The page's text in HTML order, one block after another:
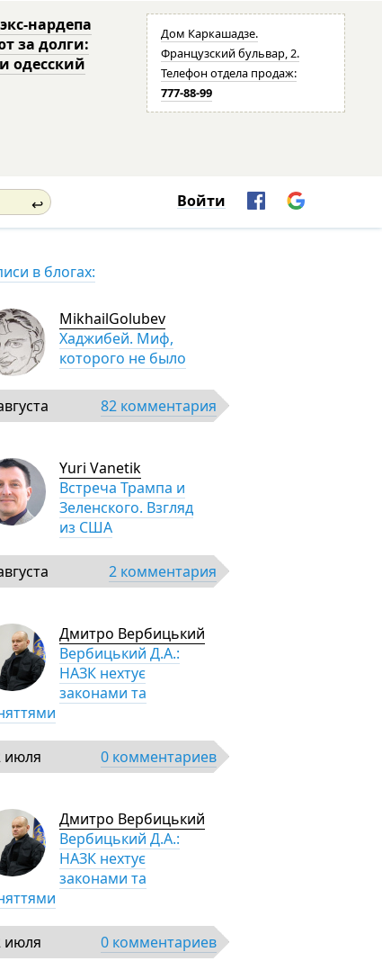
нардепа
за долги:
одесский
Дом Каркашадзе.
Французский бульвар, 2.
Телефон отдела продаж:
777-88-99
↩ Войти
в блогах:
MikhailGolubev
Хаджибей. Миф,
которого не было
82 комментария
Yuri Vanetik
Встреча Трампа и
Зеленского. Взгляд
из США
2 комментария
Дмитро Вербицький
Вербицький Д.А.:
НАЗК нехтує
законами та
июля 0 комментариев
Дмитро Вербицький
Вербицький Д.А.:
НАЗК нехтує
законами та
июля 0 комментариев